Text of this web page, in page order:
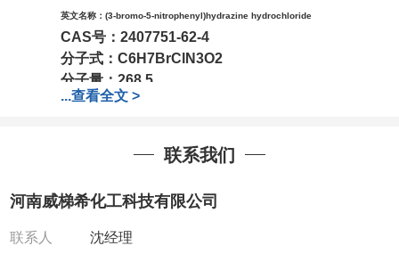
英文名称： (3-bromo-5-nitrophenyl)hydrazine hydrochloride
CAS号： 2407751-62-4
分子式： C6H7BrClN3O2
分子量： 268.5
包装：1Mg ; 5Mg;10Mg ;100Mg;250Mg ;500Mg
我司对高校及科研单位先发货和
作中有用到的试剂,欢迎前来询购,如若出现质量问题,
63377391/13393727064
QQ:3930072831
...查看全文 >
联系我们
河南威梯希化工科技有限公司
联系人 沈经理